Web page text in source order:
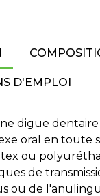
D'EMPLOI
digue dentaire
oral en toute
ou
de
ou de